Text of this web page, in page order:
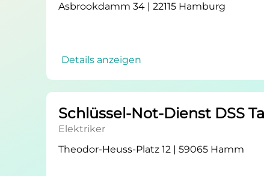
Asbrookdamm 34 | 22115 Hamburg
Details anzeigen
Schlüssel-Not-Dienst DSS
Elektriker
Theodor-Heuss-Platz 12 | 59065 Hamm